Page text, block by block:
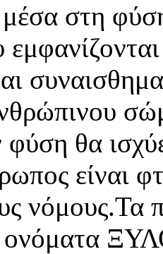
μέσα στη
φύση θα
είναι
νόμους.Τα
ονόματα